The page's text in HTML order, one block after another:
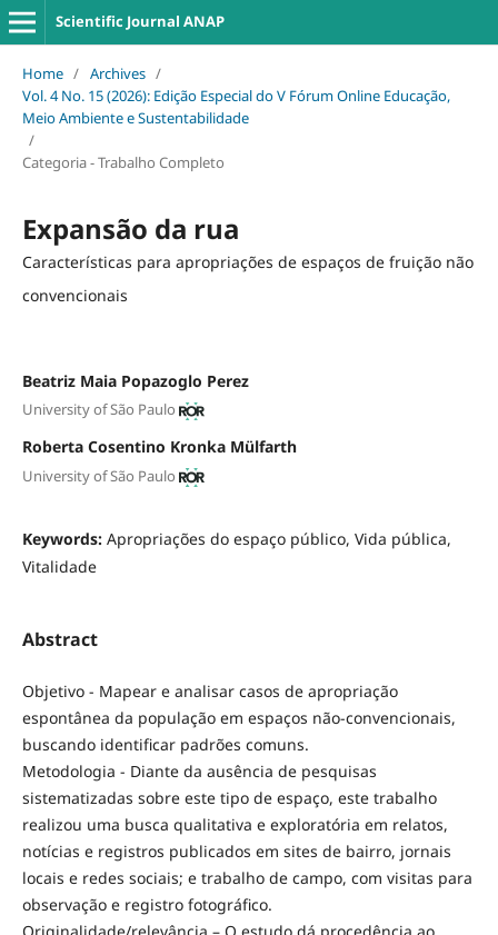
Scientific Journal ANAP
Home / Archives /
Vol. 4 No. 15 (2026): Edição Especial do V Fórum Online Educação,
Meio Ambiente e Sustentabilidade
/
Categoria - Trabalho Completo
Expansão da rua
Características para apropriações de espaços de fruição não
convencionais
Beatriz Maia Popazoglo Perez
University of São Paulo
Roberta Cosentino Kronka Mülfarth
University of São Paulo
Keywords: Apropriações do espaço público, Vida pública,
Vitalidade
Abstract
Objetivo - Mapear e analisar casos de apropriação
espontânea da população em espaços não-convencionais,
buscando identificar padrões comuns.
Metodologia - Diante da ausência de pesquisas
sistematizadas sobre este tipo de espaço, este trabalho
realizou uma busca qualitativa e exploratória em relatos,
notícias e registros publicados em sites de bairro, jornais
locais e redes sociais; e trabalho de campo, com visitas para
observação e registro fotográfico.